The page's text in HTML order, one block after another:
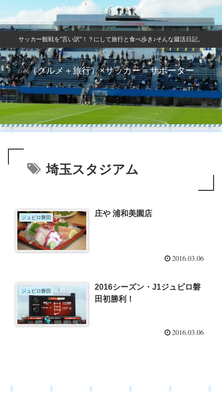
サッカー観戦を"言い訳"！？にして旅行と食べ歩き♪そんな蹴活日記。
（グルメ＋旅行）×サッカー＝サポーター
埼玉スタジアム
ジュビロ磐田 庄や 浦和美園店
2016.03.06
ジュビロ磐田
2016シーズン・J1ジュビロ磐
田初勝利！
2016.03.06